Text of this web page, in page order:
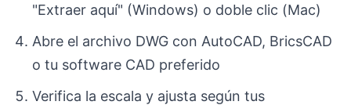
"Extraer aquí" (Windows) o doble clic (Mac)
Abre el archivo DWG con AutoCAD, BricsCAD
o tu software CAD preferido
Verifica la escala y ajusta según tus